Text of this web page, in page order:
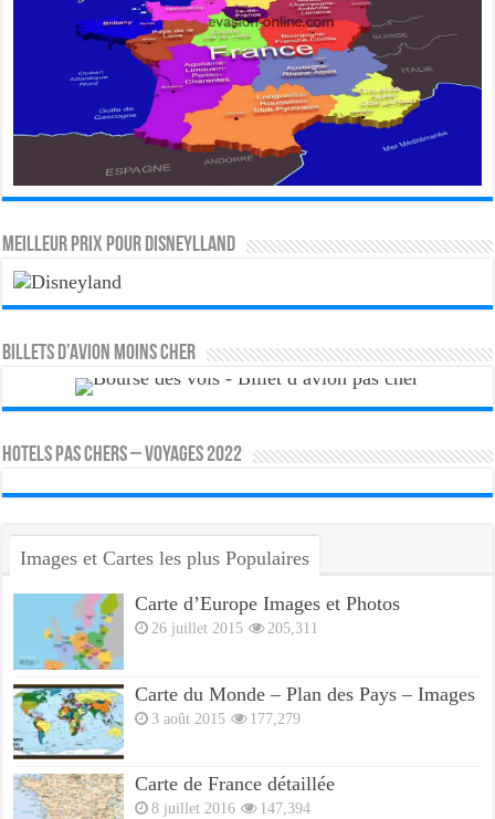
MEILLEUR PRIX POUR DISNEYLLAND
Billets d’avion moins cher
HOTELS PAS CHERS – VOYAGES 2022
Images et Cartes les plus Populaires
Carte d’Europe Images et Photos
26 juillet 2015 205,311
Carte du Monde – Plan des Pays – Images
3 août 2015 177,279
Carte de France détaillée
8 juillet 2016 147,394